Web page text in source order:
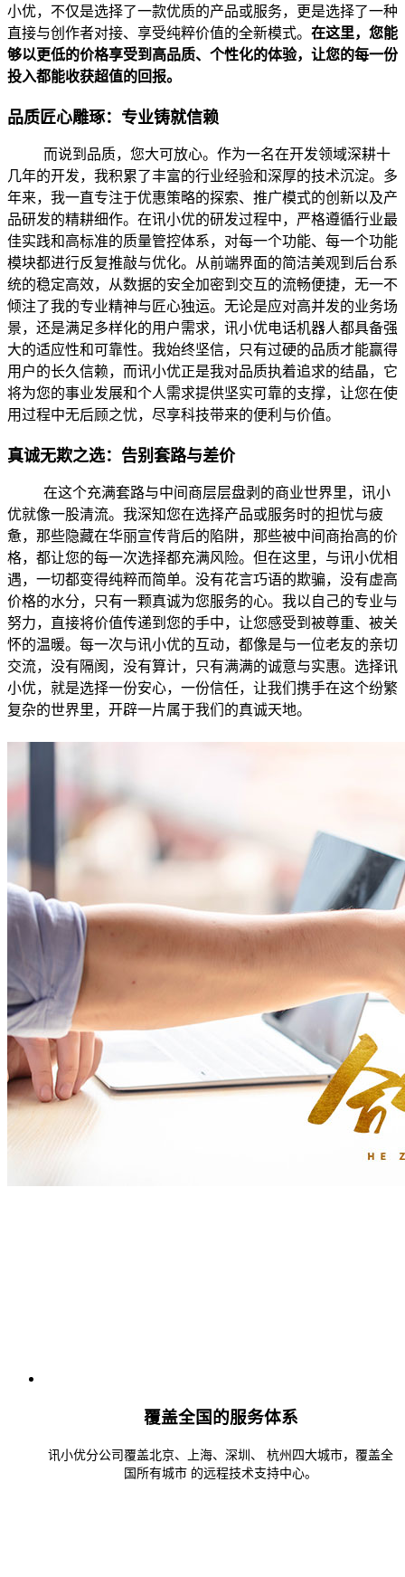
小优，不仅是选择了一款优质的产品或服务，更是选择了一种
直接与创作者对接、享受纯粹价值的全新模式。 在这里，您能
够以更低的价格享受到高品质、个性化的体验，让您的每一份
投入都能收获超值的回报。
品质匠心雕琢：专业铸就信赖
而说到品质，您大可放心。作为一名在开发领域深耕十
几年的开发，我积累了丰富的行业经验和深厚的技术沉淀。多
年来，我一直专注于优惠策略的探索、推广模式的创新以及产
品研发的精耕细作。在讯小优的研发过程中，严格遵循行业最
佳实践和高标准的质量管控体系，对每一个功能、每一个功能
模块都进行反复推敲与优化。从前端界面的简洁美观到后台系
统的稳定高效，从数据的安全加密到交互的流畅便捷，无一不
倾注了我的专业精神与匠心独运。无论是应对高并发的业务场
景，还是满足多样化的用户需求，讯小优电话机器人都具备强
大的适应性和可靠性。我始终坚信，只有过硬的品质才能赢得
用户的长久信赖，而讯小优正是我对品质执着追求的结晶，它
将为您的事业发展和个人需求提供坚实可靠的支撑，让您在使
用过程中无后顾之忧，尽享科技带来的便利与价值。
真诚无欺之选：告别套路与差价
在这个充满套路与中间商层层盘剥的商业世界里，讯小
优就像一股清流。我深知您在选择产品或服务时的担忧与疲
惫，那些隐藏在华丽宣传背后的陷阱，那些被中间商抬高的价
格，都让您的每一次选择都充满风险。但在这里，与讯小优相
遇，一切都变得纯粹而简单。没有花言巧语的欺骗，没有虚高
价格的水分，只有一颗真诚为您服务的心。我以自己的专业与
努力，直接将价值传递到您的手中，让您感受到被尊重、被关
怀的温暖。每一次与讯小优的互动，都像是与一位老友的亲切
交流，没有隔阂，没有算计，只有满满的诚意与实惠。选择讯
小优，就是选择一份安心，一份信任，让我们携手在这个纷繁
复杂的世界里，开辟一片属于我们的真诚天地。
覆盖全国的服务体系
讯小优分公司覆盖北京、上海、深圳、 杭州四大城市，覆盖全
国所有城市 的远程技术支持中心。